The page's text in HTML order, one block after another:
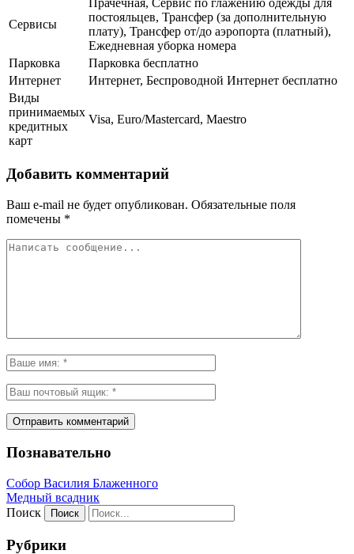
Сервисы
Прачечная, Сервис по глажению одежды для
постояльцев, Трансфер (за дополнительную
плату), Трансфер от/до аэропорта (платный),
Ежедневная уборка номера
Парковка
Парковка бесплатно
Интернет
Интернет, Беспроводной Интернет бесплатно
Виды
принимаемых
кредитных
карт
Visa, Euro/Mastercard, Maestro
Добавить комментарий
Ваш e-mail не будет опубликован. Обязательные поля
помечены *
Познавательно
Собор Василия Блаженного
Медный всадник
Поиск
Рубрики